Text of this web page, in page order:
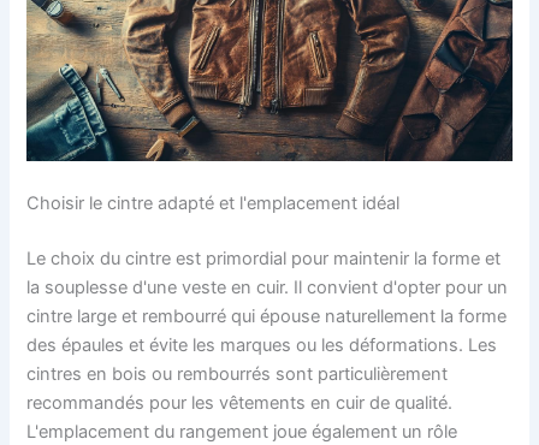
Choisir le cintre adapté et l'emplacement idéal
Le choix du cintre est primordial pour maintenir la forme et
la souplesse d'une veste en cuir. Il convient d'opter pour un
cintre large et rembourré qui épouse naturellement la forme
des épaules et évite les marques ou les déformations. Les
cintres en bois ou rembourrés sont particulièrement
recommandés pour les vêtements en cuir de qualité.
L'emplacement du rangement joue également un rôle